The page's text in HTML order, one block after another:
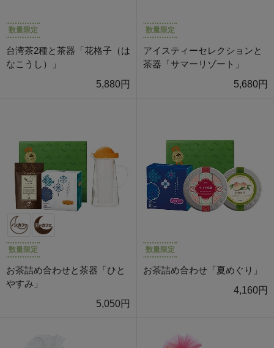
数量限定
台湾茶2種と茶器「花格子（は
なこうし）」
5,880円
数量限定
アイスティーセレクションと
茶器「サマーリゾート」
5,680円
数量限定
お茶詰め合わせと茶器「ひと
やすみ」
5,050円
数量限定
お茶詰め合わせ「夏めぐり」
4,160円